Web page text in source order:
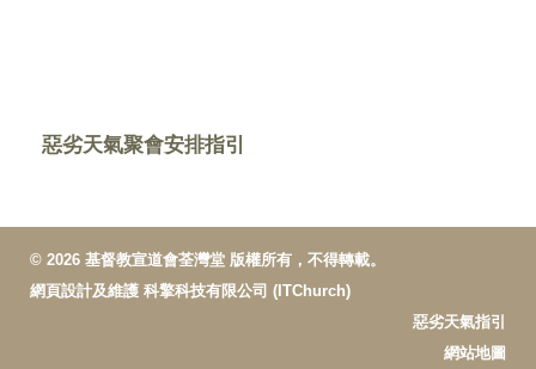
惡劣天氣聚會安排指引
© 2026 基督教宣道會荃灣堂 版權所有，不得轉載。
網頁設計及維護 科擎科技有限公司 (ITChurch)
惡劣天氣指引
網站地圖